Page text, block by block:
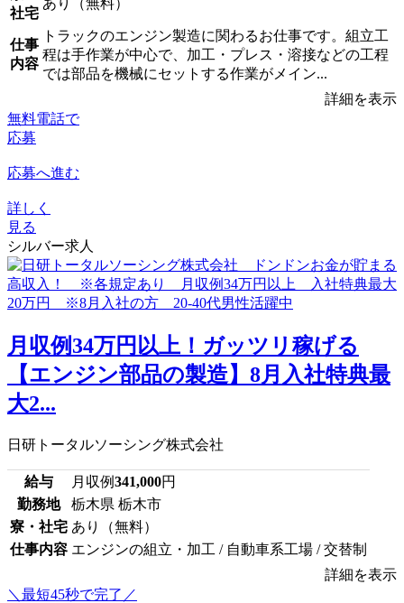
社宅
仕事
内容
トラックのエンジン製造に関わるお仕事です。組立工
程は手作業が中心で、加工・プレス・溶接などの工程
では部品を機械にセットする作業がメイン...
詳細を表示
無料電話で
応募
応募へ進む
詳しく
見る
シルバー求人
月収例34万円以上！ガッツリ稼げる
【エンジン部品の製造】8月入社特典最
大2...
日研トータルソーシング株式会社
給与 月収例341,000円
勤務地
栃木県 栃木市
寮・社宅 あり（無料）
仕事内容 エンジンの組立・加工 / 自動車系工場 / 交替制
詳細を表示
＼最短45秒で完了／